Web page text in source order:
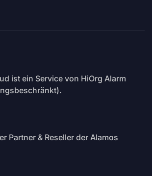
ist ein Service von HiOrg Alarm
Partner & Reseller der Alamos